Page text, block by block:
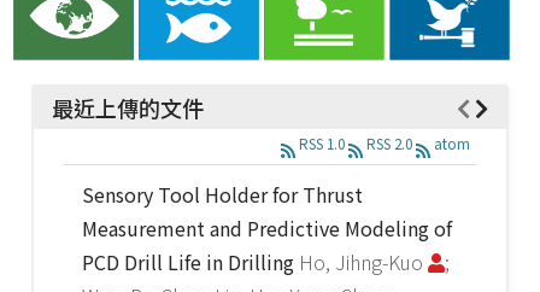
最近上傳的文件
RSS 1.0 RSS 2.0 atom
Sensory Tool Holder for Thrust
Measurement and Predictive Modeling of
PCD Drill Life in Drilling Ho, Jihng-Kuo
;